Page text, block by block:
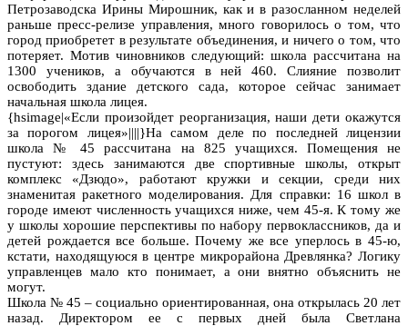
Петрозаводска Ирины Мирошник, как и в разосланном неделей
раньше пресс-релизе управления, много говорилось о том, что
город приобретет в результате объединения, и ничего о том, что
потеряет. Мотив чиновников следующий: школа рассчитана на
1300 учеников, а обучаются в ней 460. Слияние позволит
освободить здание детского сада, которое сейчас занимает
начальная школа лицея.
{hsimage|«Если произойдет реорганизация, наши дети окажутся
за порогом лицея»||||}На самом деле по последней лицензии
школа № 45 рассчитана на 825 учащихся. Помещения не
пустуют: здесь занимаются две спортивные школы, открыт
комплекс «Дзюдо», работают кружки и секции, среди них
знаменитая ракетного моделирования. Для справки: 16 школ в
городе имеют численность учащихся ниже, чем 45-я. К тому же
у школы хорошие перспективы по набору первоклассников, да и
детей рождается все больше. Почему же все уперлось в 45-ю,
кстати, находящуюся в центре микрорайона Древлянка? Логику
управленцев мало кто понимает, а они внятно объяснить не
могут.
Школа № 45 – социально ориентированная, она открылась 20 лет
назад. Директором ее с первых дней была Светлана